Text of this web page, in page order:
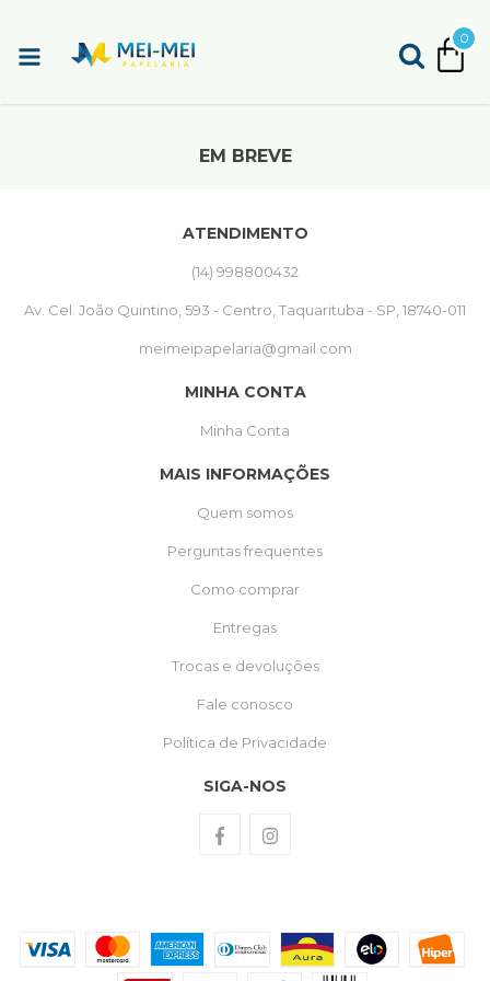
0
EM BREVE
ATENDIMENTO
(14) 998800432
Av. Cel. João Quintino, 593 - Centro, Taquarituba - SP, 18740-011
meimeipapelaria@gmail.com
MINHA CONTA
Minha Conta
MAIS INFORMAÇÕES
Quem somos
Perguntas frequentes
Como comprar
Entregas
Trocas e devoluções
Fale conosco
Política de Privacidade
SIGA-NOS